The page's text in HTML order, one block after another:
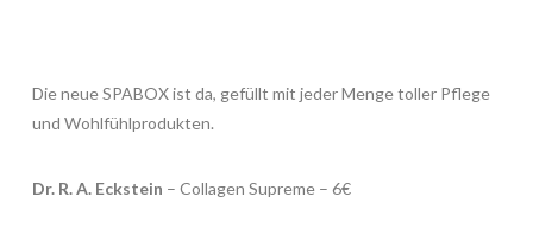
Die neue SPABOX ist da, gefüllt mit jeder Menge toller Pflege
und Wohlfühlprodukten.
Dr. R. A. Eckstein – Collagen Supreme – 6€